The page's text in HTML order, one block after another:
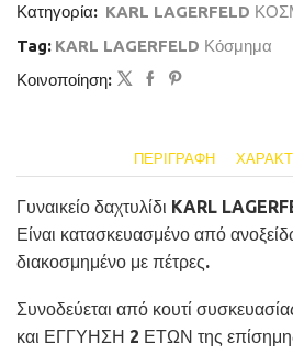
Κατηγορία: KARL LAGERFELD
Tag: KARL LAGERFELD Κόσμημα
Κοινοποίηση:
ΠΕΡΙΓΡΑΦΉ
Γυναικείο δαχτυλίδι KARL
Είναι κατασκευασμένο από
διακοσμημένο με πέτρες.
Συνοδεύεται από κουτί
και ΕΓΓΥΗΣΗ 2 ΕΤΩΝ της